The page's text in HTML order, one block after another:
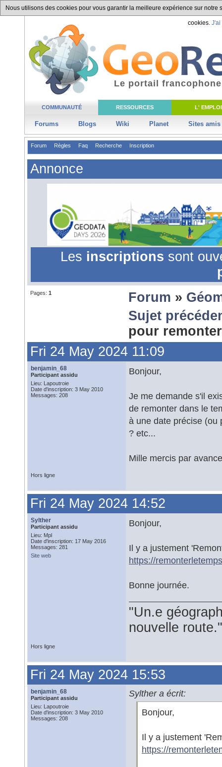
Nous utilisons des cookies pour vous garantir la meilleure expérience sur
cookies. J'ai
COMMUNAUTÉ RESSOURCES L' EMPLOI
Forums Blogs Wiki Planet Sites amis
Le portail
Forum Règles Faq Recherche Inscription
Annonce
Les inscriptions sont
Pages: 1 Forum »
Sujet
pour
Fri 24 May 2024 11:09
benjamin_68
Participant assidu
Lieu: Lapoutroie
Date d'inscription: 3 May 2010
Messages: 208
Bonjour,
Je me demande s'il
de remonter dans le
à une date précise (ou
? etc...
Mille mercis par
Hors ligne
Fri 24 May 2024 14:52
Sylther
Participant assidu
Lieu: Mpl
Date d'inscription: 17 May 2016
Messages: 281
Site web
Bonjour,
Il y a justement
https://
Bonne journée.
"Un.e
nouvelle route."
Hors ligne
Fri 24 May 2024 15:53
benjamin_68
Participant assidu
Lieu: Lapoutroie
Date d'inscription: 3 May 2010
Messages: 208
Sylther a écrit:
Bonjour,
Il y a justement
https://